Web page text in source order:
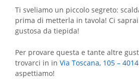
Ti sveliamo un piccolo segreto:
prima di metterla in tavola! Ci
gustosa da tiepida!
Per provare questa e tante altre
trovarci in in Via Toscana, 105 –
aspettiamo!